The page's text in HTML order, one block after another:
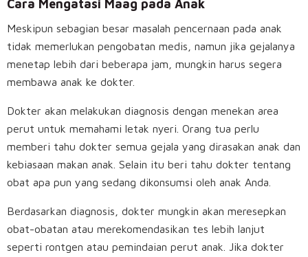
Cara Mengatasi Maag pada Anak
Meskipun sebagian besar masalah pencernaan pada anak
tidak memerlukan pengobatan medis, namun jika gejalanya
menetap lebih dari beberapa jam, mungkin harus segera
membawa anak ke dokter.
Dokter akan melakukan diagnosis dengan menekan area
perut untuk memahami letak nyeri. Orang tua perlu
memberi tahu dokter semua gejala yang dirasakan anak dan
kebiasaan makan anak. Selain itu beri tahu dokter tentang
obat apa pun yang sedang dikonsumsi oleh anak Anda.
Berdasarkan diagnosis, dokter mungkin akan meresepkan
obat-obatan atau merekomendasikan tes lebih lanjut
seperti rontgen atau pemindaian perut anak. Jika dokter